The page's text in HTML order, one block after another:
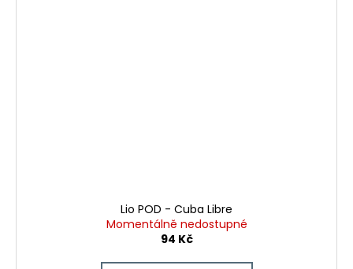
Lio POD - Cuba Libre
Momentálně nedostupné
94 Kč